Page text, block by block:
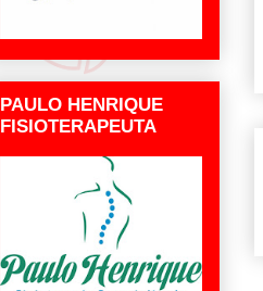
PAULO HENRIQUE
FISIOTERAPEUTA